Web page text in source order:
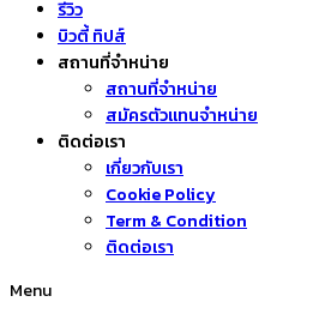
รีวิว
บิวตี้ ทิปส์
สถานที่จำหน่าย
สถานที่จำหน่าย
สมัครตัวแทนจำหน่าย
ติดต่อเรา
เกี่ยวกับเรา
Cookie Policy
Term & Condition
ติดต่อเรา
Menu